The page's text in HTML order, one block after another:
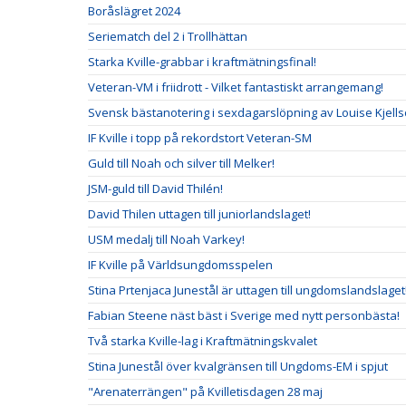
Boråslägret 2024
Seriematch del 2 i Trollhättan
Starka Kville-grabbar i kraftmätningsfinal!
Veteran-VM i friidrott - Vilket fantastiskt arrangemang!
Svensk bästanotering i sexdagarslöpning av Louise
IF Kville i topp på rekordstort Veteran-SM
Guld till Noah och silver till Melker!
JSM-guld till David Thilén!
David Thilen uttagen till juniorlandslaget!
USM medalj till Noah Varkey!
IF Kville på Världsungdomsspelen
Stina Prtenjaca Junestål är uttagen till ungdomslandslaget!
Fabian Steene näst bäst i Sverige med nytt personbästa!
Två starka Kville-lag i Kraftmätningskvalet
Stina Junestål över kvalgränsen till Ungdoms-EM i spjut
"Arenaterrängen" på Kvilletisdagen 28 maj